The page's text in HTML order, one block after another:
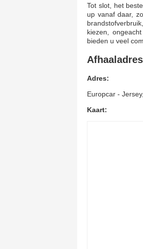
Tot slot, het
up vanaf daar,
kiezen,
bieden u veel
Afhaaladres
Adres:
Europcar -
Kaart: